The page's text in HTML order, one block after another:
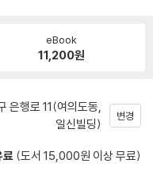
eBook
11,200원
은행로 11(여의도동,
일신빌딩)
변경
료 (도서 15,000원 이상 무료)